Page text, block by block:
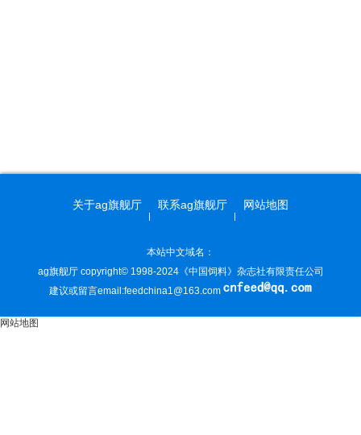
关于ag旗舰厅 联系ag旗舰厅 网站地图
本站中文域名：
ag旗舰厅 copyright© 1998-2024《中国饲料》杂志社有限责任公司
建议或留言email:feedchina1@163.com
网站地图